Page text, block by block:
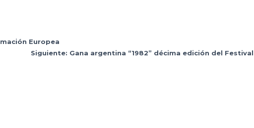
Europea
Siguiente: Gana argentina “1982” décima edición del